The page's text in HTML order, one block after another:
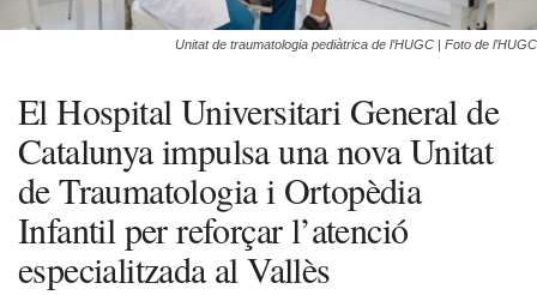
Unitat de traumatologia pediàtrica de l’HUGC | Foto de l’HUGC
El Hospital Universitari General de
Catalunya impulsa una nova Unitat
de Traumatologia i Ortopèdia
Infantil per reforçar l’atenció
especialitzada al Vallès